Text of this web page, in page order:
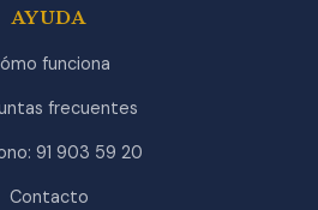
AYUDA
funciona
frecuentes
91 903 59 20
Contacto